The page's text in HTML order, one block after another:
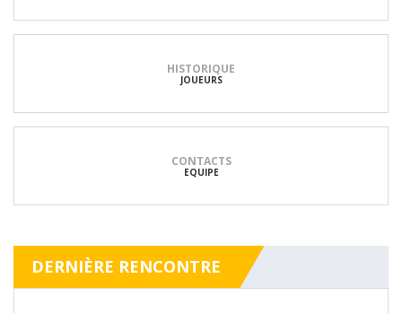
HISTORIQUE
JOUEURS
CONTACTS
EQUIPE
DERNIÈRE RENCONTRE